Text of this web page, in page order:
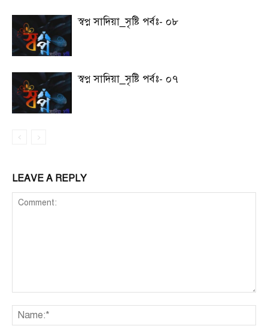
স্বপ্ন সাদিয়া_সৃষ্টি পর্বঃ- ০৮
স্বপ্ন সাদিয়া_সৃষ্টি পর্বঃ- ০৭
LEAVE A REPLY